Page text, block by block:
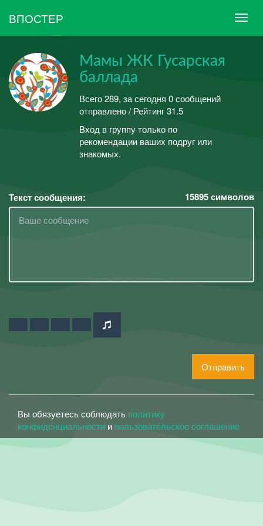
ВПОСТЕР
Мамы ЖК Гусарская
баллада
Всего 289, за сегодня 0 сообщений
отправлено / Рейтинг 31.5
Вход в группу только по
рекомендации ваших подруг или
знакомых.
Текст сообщения: 15895символов
Отправить
Вы обязуетесь соблюдать политику
конфиденциальности и пользовательское соглашение